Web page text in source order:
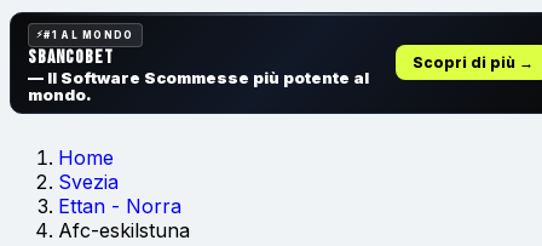
#1 AL MONDO
SbancoBet
— Il Software Scommesse più potente al
mondo.
Scopri di più →
Home
Svezia
Ettan - Norra
Afc-eskilstuna